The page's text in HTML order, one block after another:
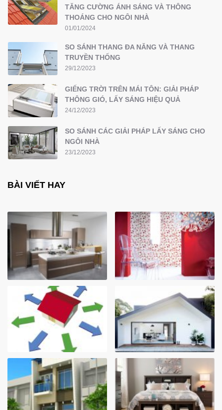
TĂNG CƯỜNG ÁNH SÁNG VÀ THÔNG
THOÁNG CHO NGÔI NHÀ
01/01/2024
SO SÁNH THANG ĐA NĂNG VÀ THANG
TRUYỀN THỐNG
29/12/2023
GIẾNG TRỜI TRÊN MÁI TÔN: GIẢI PHÁP
THÔNG GIÓ, LẤY SÁNG HIỆU QUẢ
24/12/2023
SO SÁNH CÁC GIẢI PHÁP LẤY SÁNG CHO
NGÔI NHÀ
23/12/2023
BÀI VIẾT HAY